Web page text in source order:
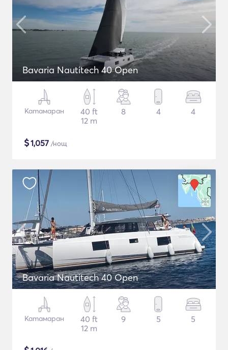
Bavaria Nautitech 40 Open
Катамаран
40 ft
12 m
8 4 4
$1,057 /нощ
Bavaria Nautitech 40 Open
Катамаран
40 ft
12 m
9 5 5